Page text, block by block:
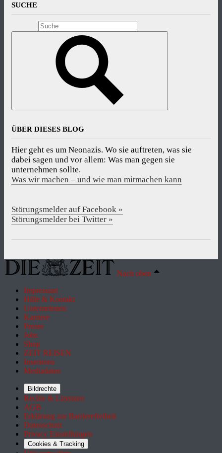
SUCHE
ÜBER DIESES BLOG
Hier geht es um Neonazis. Wo sie auftreten, was sie
dabei sagen und vor allem: Was man gegen sie
unternehmen sollte.
Was wir machen – und wie man mitmachen kann
Störungsmelder auf Facebook »
Störungsmelder bei Twitter »
Nach oben
Impressum
Hilfe & Kontakt
Unternehmen
Karriere
Presse
Jobs
Shop
ZEIT REISEN
Inserieren
Mediadaten
Bildrechte
Rechte & Lizenzen
AGB
Erklärung zur Barrierefreiheit
Datenschutz
Privacy Einstellungen
Cookies & Tracking